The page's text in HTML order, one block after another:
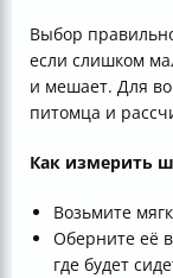
Выбор
если слишком
и мешает. Для
питомца и
Как измерить
Возьмите
Оберните её
где будет